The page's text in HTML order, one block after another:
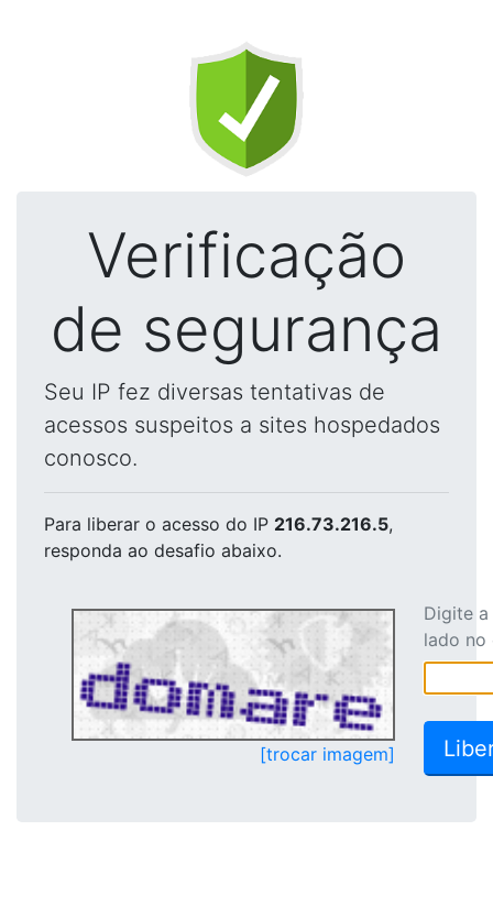
Verificação
de segurança
Seu IP fez diversas tentativas de
acessos suspeitos a sites hospedados
conosco.
Para liberar o acesso do IP 216.73.216.5,
responda ao desafio abaixo.
[trocar imagem]
Digite
lado no